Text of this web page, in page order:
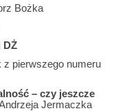
Bożka
DŻ
z pierwszego numeru
– czy jeszcze
Jermaczka